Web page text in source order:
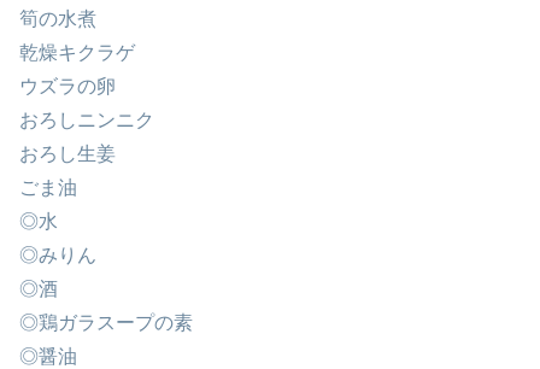
筍の水煮
乾燥キクラゲ
ウズラの卵
おろしニンニク
おろし生姜
ごま油
◎水
◎みりん
◎酒
◎鶏ガラスープの素
◎醤油